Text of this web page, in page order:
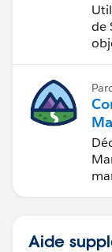
de
Aide